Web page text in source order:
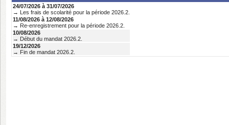
24/07/2026 à 31/07/2026
→ Les frais de scolarité pour la période 2026.2.
11/08/2026 à 12/08/2026
→ Re-enregistrement pour la période 2026.2.
10/08/2026
→ Début du mandat 2026.2.
19/12/2026
→ Fin de mandat 2026.2.